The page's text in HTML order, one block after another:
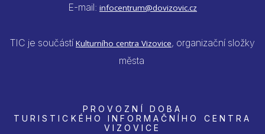
E-mail: infocentrum@dovizovic.cz
TIC je součástí Kulturního centra Vizovice, organizační složky
města
PROVOZNÍ DOBA
TURISTICKÉHO INFORMAČNÍHO CENTRA
VIZOVICE